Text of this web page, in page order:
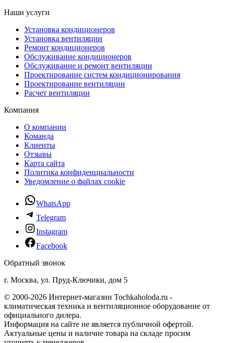
Наши услуги
Установка кондиционеров
Установка вентиляции
Ремонт кондиционеров
Обслуживание кондиционеров
Обслуживание и ремонт вентиляции
Проектирование систем кондиционирования
Проектирование вентиляции
Расчет вентиляции
Компания
О компании
Команда
Клиенты
Отзывы
Карта сайта
Политика конфиденциальности
Уведомление о файлах cookie
WhatsApp
Telegram
Instagram
Facebook
Обратный звонок
г. Москва, ул. Пруд-Ключики, дом 5
© 2000-2026 Интернет-магазин Tochkaholoda.ru -
климатическая техника и вентиляционное оборудование от
официального дилера.
Информация на сайте не является публичной офертой.
Актуальные цены и наличие товара на складе просим